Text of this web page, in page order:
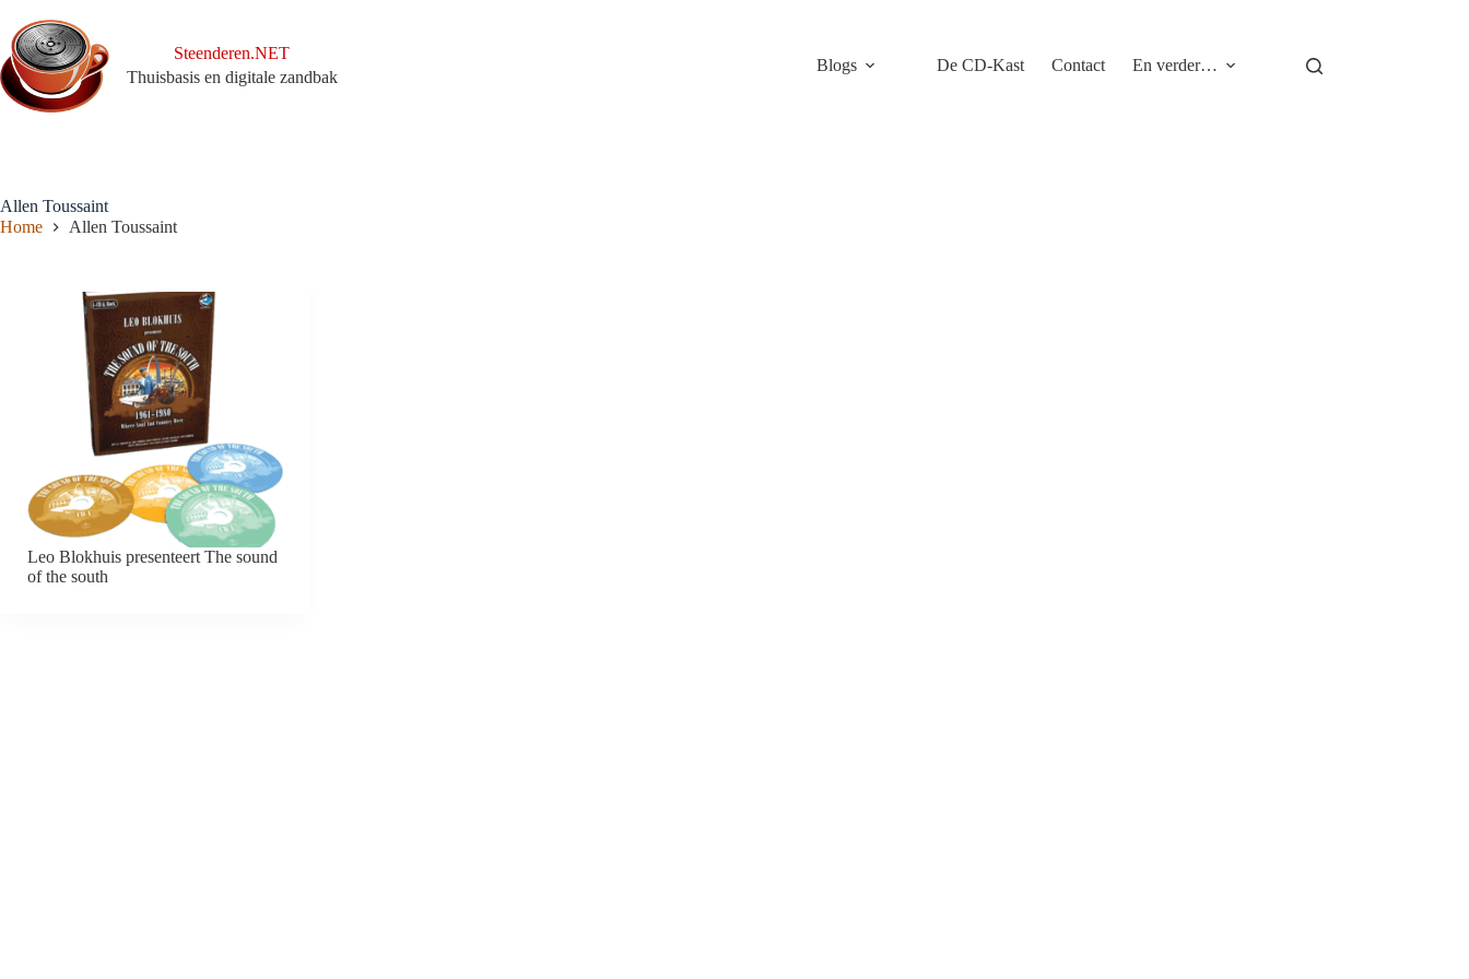
naar
de
inhoud
Steenderen.NET
Thuisbasis en digitale zandbak
Blogs De CD-Kast Contact En verder…
Allen Toussaint
Home
Allen Toussaint
Leo Blokhuis presenteert The sound
of the south